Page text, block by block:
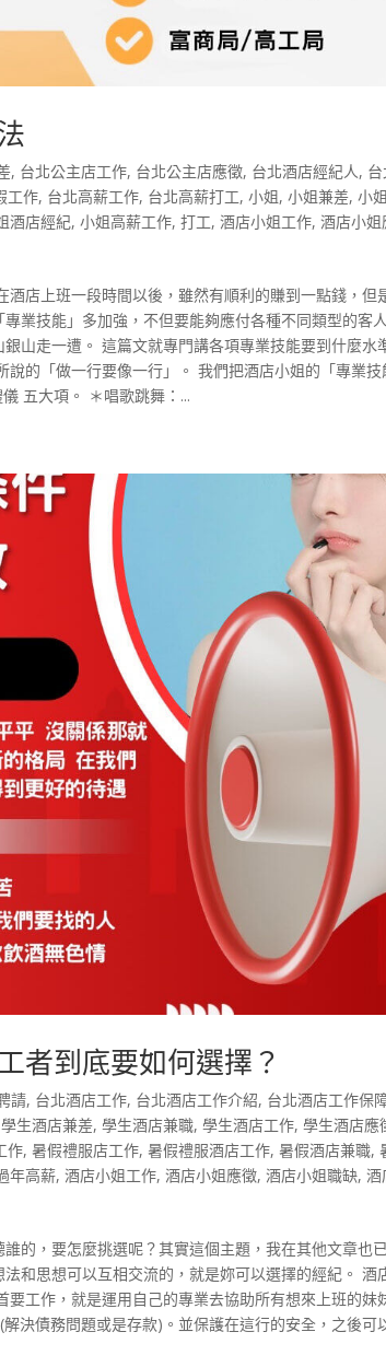
, 台北公主店工作, 台北公主店應徵, 台北酒店經紀人,
工作, 台北高薪工作, 台北高薪打工,小姐,小姐兼差,小
酒店經紀,小姐高薪工作,打工,酒店小姐工作,酒店小姐
店上班一段時間以後，雖然有順利的賺到一點錢，但
業技能」多加強，不但要能夠應付各種不同類型的客
山走一遭。 這篇文就專門講各項專業技能要到什麼水
的「做一行要像一行」。 我們把酒店小姐的「專業
五大項。 ＊唱歌跳舞：...
者到底要如何選擇？
請, 台北酒店工作, 台北酒店工作介紹, 台北酒店工作保
學生酒店兼差,學生酒店兼職,學生酒店工作,學生酒店應
作,暑假禮服店工作,暑假禮服酒店工作,暑假酒店兼職,
年高薪,酒店小姐工作,酒店小姐應徵,酒店小姐職缺,酒
的，要怎麼挑選呢？其實這個主題，我在其他文章也
和思想可以互相交流的，就是妳可以選擇的經紀。 酒
工作，就是運用自己的專業去協助所有想來上班的妹
決債務問題或是存款)。並保護在這行的安全，之後可